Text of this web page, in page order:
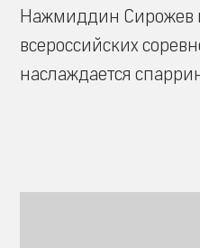
Нажмиддин Сирожев
всероссийских
наслаждается